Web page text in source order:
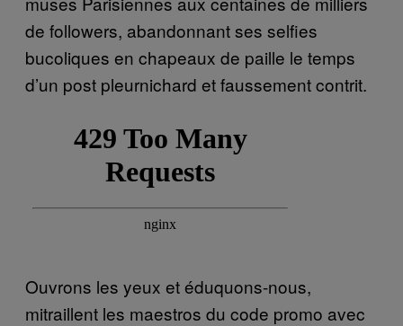
de followers, abandonnant ses selfies
bucoliques en chapeaux de paille le temps
d’un post pleurnichard et faussement contrit.
Ouvrons les yeux et éduquons-nous,
mitraillent les maestros du code promo avec